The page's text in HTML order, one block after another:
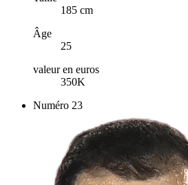
185 cm
Âge
25
valeur en euros
350K
Numéro 23